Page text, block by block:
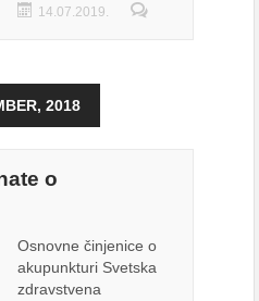
14.07.2019.
2018
o
Osnovne činjenice o
akupunkturi Svetska
zdravstvena